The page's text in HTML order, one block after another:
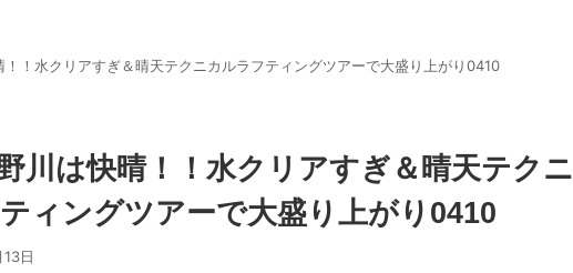
！！水クリアすぎ＆晴天テクニカルラフティングツアーで大盛り上がり0410
川は快晴！！水クリアすぎ＆晴天テクニ
ィングツアーで大盛り上がり0410
日